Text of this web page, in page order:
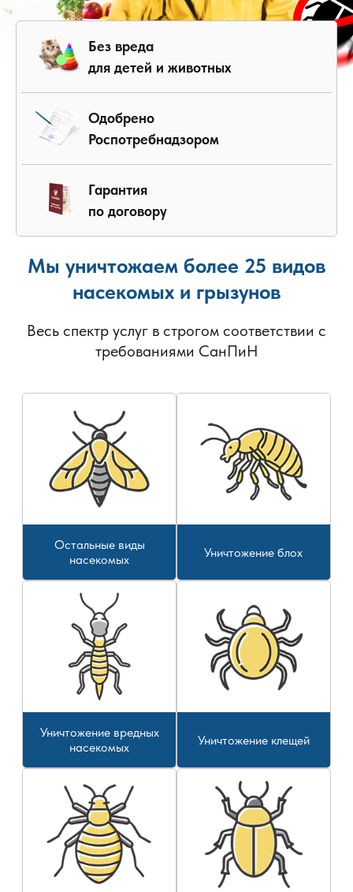
Без вреда
для детей и животных
Одобрено
Роспотребнадзором
Гарантия
по договору
Мы уничтожаем более 25 видов
насекомых и грызунов
Весь спектр услуг в строгом соответствии с
требованиями СанПиН
Остальные виды
насекомых
Уничтожение блох
Уничтожение вредных
насекомых
Уничтожение клещей